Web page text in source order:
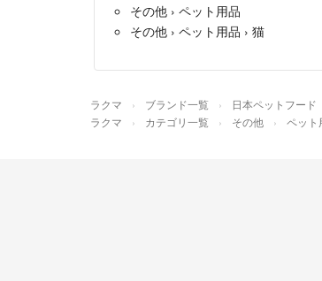
その他 › ペット用品
その他 › ペット用品 › 猫
ラクマ ブランド一覧 日本ペットフード
ラクマ カテゴリ一覧 その他 ペット